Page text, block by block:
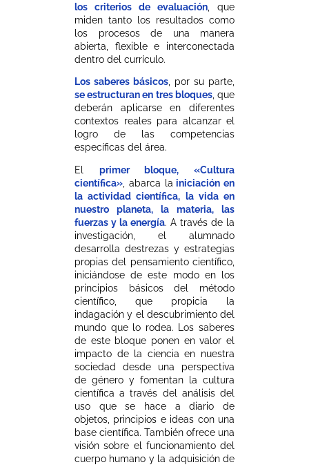
los criterios de evaluación , que
miden tanto los resultados como
los procesos de una manera
abierta, flexible e interconectada
dentro del currículo.
Los saberes básicos, por su parte,
se estructuran en tres bloques, que
deberán aplicarse en diferentes
contextos reales para alcanzar el
logro de las competencias
específicas del área.
El primer bloque, «Cultura
científica» , abarca la iniciación en
la actividad científica, la vida en
nuestro planeta, la materia, las
fuerzas y la energía. A través de la
investigación, el alumnado
desarrolla destrezas y estrategias
propias del pensamiento científico,
iniciándose de este modo en los
principios básicos del método
científico, que propicia la
indagación y el descubrimiento del
mundo que lo rodea. Los saberes
de este bloque ponen en valor el
impacto de la ciencia en nuestra
sociedad desde una perspectiva
de género y fomentan la cultura
científica a través del análisis del
uso que se hace a diario de
objetos, principios e ideas con una
base científica. También ofrece una
visión sobre el funcionamiento del
cuerpo humano y la adquisición de